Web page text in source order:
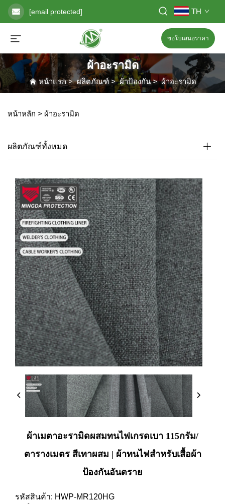
[email protected] TH
ขอใบเสนอราคา
ผ้าอะรามิด
หน้าแรก>ผลิตภัณฑ์>ผ้าป้องกัน>ผ้าอะรามิด
หน้าหลัก > ผ้าอะรามิด
ผลิตภัณฑ์ทั้งหมด
ผ้าเมตาอะรามิดผสมทนไฟเกรดเบา 115กรัม/
ตารางเมตร สีเทาผสม | ผ้าทนไฟสำหรับเสื้อผ้า
ป้องกันอันตราย
รหัสสินค้า: HWP-MR120HG